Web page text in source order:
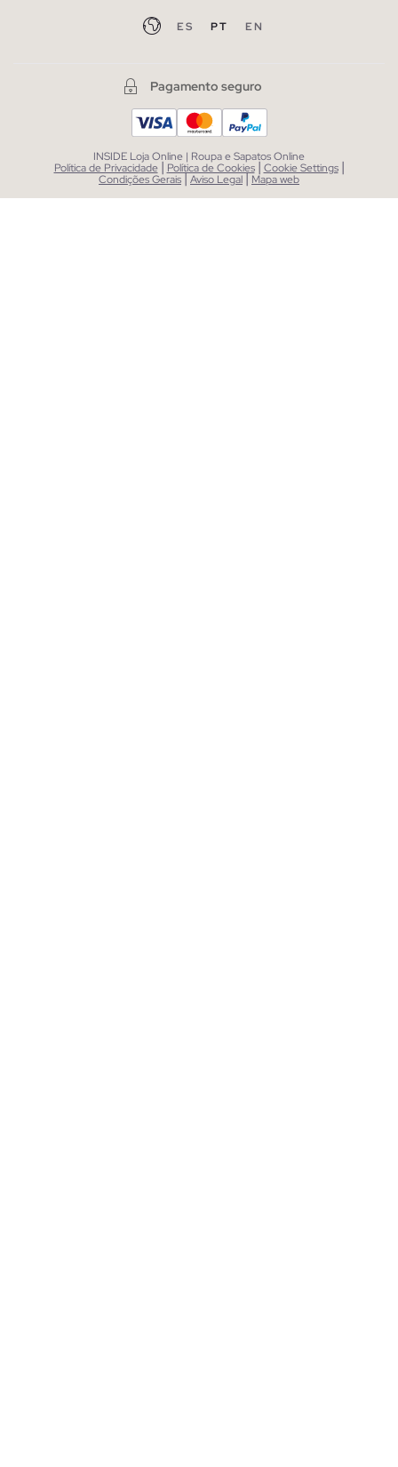
ES PT EN
Pagamento seguro
INSIDE Loja Online | Roupa e Sapatos Online
Política de Privacidade | Política de Cookies | Cookie Settings |
Condições Gerais|Aviso Legal| Mapa web